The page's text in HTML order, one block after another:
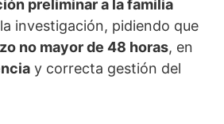
preliminar a la familia
investigación, pidiendo que
no mayor de 48 horas, en
y correcta gestión del